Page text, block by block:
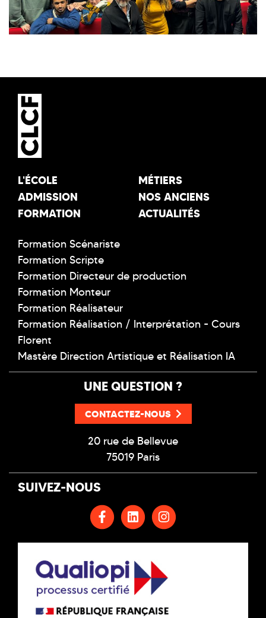
L'ÉCOLE
ADMISSION
FORMATION
MÉTIERS
NOS ANCIENS
ACTUALITÉS
Formation Scénariste
Formation Scripte
Formation Directeur de production
Formation Monteur
Formation Réalisateur
Formation Réalisation / Interprétation - Cours
Florent
Mastère Direction Artistique et Réalisation IA
UNE QUESTION ?
CONTACTEZ-NOUS
20 rue de Bellevue
75019 Paris
SUIVEZ-NOUS